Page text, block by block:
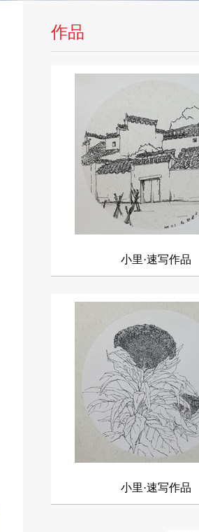
◇ 执笔为戟，破茧成蝶| 小里画室集训校区
◇ High翻天、解压、惊悚，万圣节狂欢
夜，让你感受不一样...
◇ 追梦征途| 2024年湖北省美术小联考：
作品
小里·速写作品
小里·速写作品